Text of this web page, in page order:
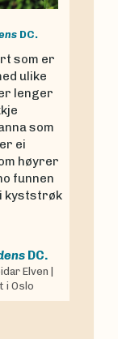
DC.
som er
ulike
lenger
som
ei
høyrer
funnen
kyststrøk
DC.
Elven
i Oslo